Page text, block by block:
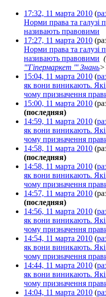
17:32, 11 марта 2010 (
Норми права та галузі
називають правовими
17:27, 11 марта 2010
Норми права та галузі
називають правовими
'''Гіпермаркет ''' Знань
15:04, 11 марта 2010 (
як вони виникають. Які
чому призначення
15:00, 11 марта 2010
(последняя)
14:59, 11 марта 2010 (
як вони виникають. Які
чому призначення
14:58, 11 марта 2010
(последняя)
14:58, 11 марта 2010 (
як вони виникають. Які
чому призначення
14:57, 11 марта 2010
(последняя)
14:56, 11 марта 2010 (
як вони виникають. Які
чому призначення
14:54, 11 марта 2010 (
як вони виникають. Які
чому призначення
14:44, 11 марта 2010 (
як вони виникають. Які
чому призначення
14:04, 11 марта 2010 (